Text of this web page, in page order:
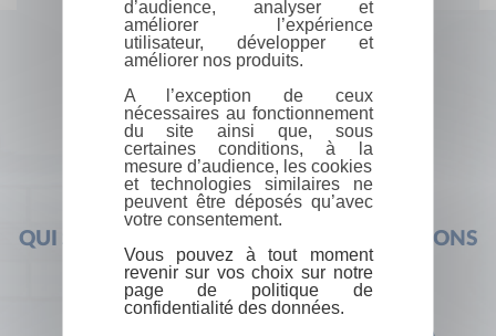
QUI SOMMES-NOUS ? FOIRE AUX QUESTIONS
d’audience, analyser et
améliorer l’expérience
utilisateur, développer et
améliorer nos produits.
A l’exception de ceux
nécessaires au fonctionnement
du site ainsi que, sous
certaines conditions, à la
mesure d’audience, les cookies
et technologies similaires ne
peuvent être déposés qu’avec
votre consentement.
Vous pouvez à tout moment
revenir sur vos choix sur notre
page de politique de
confidentialité des données.